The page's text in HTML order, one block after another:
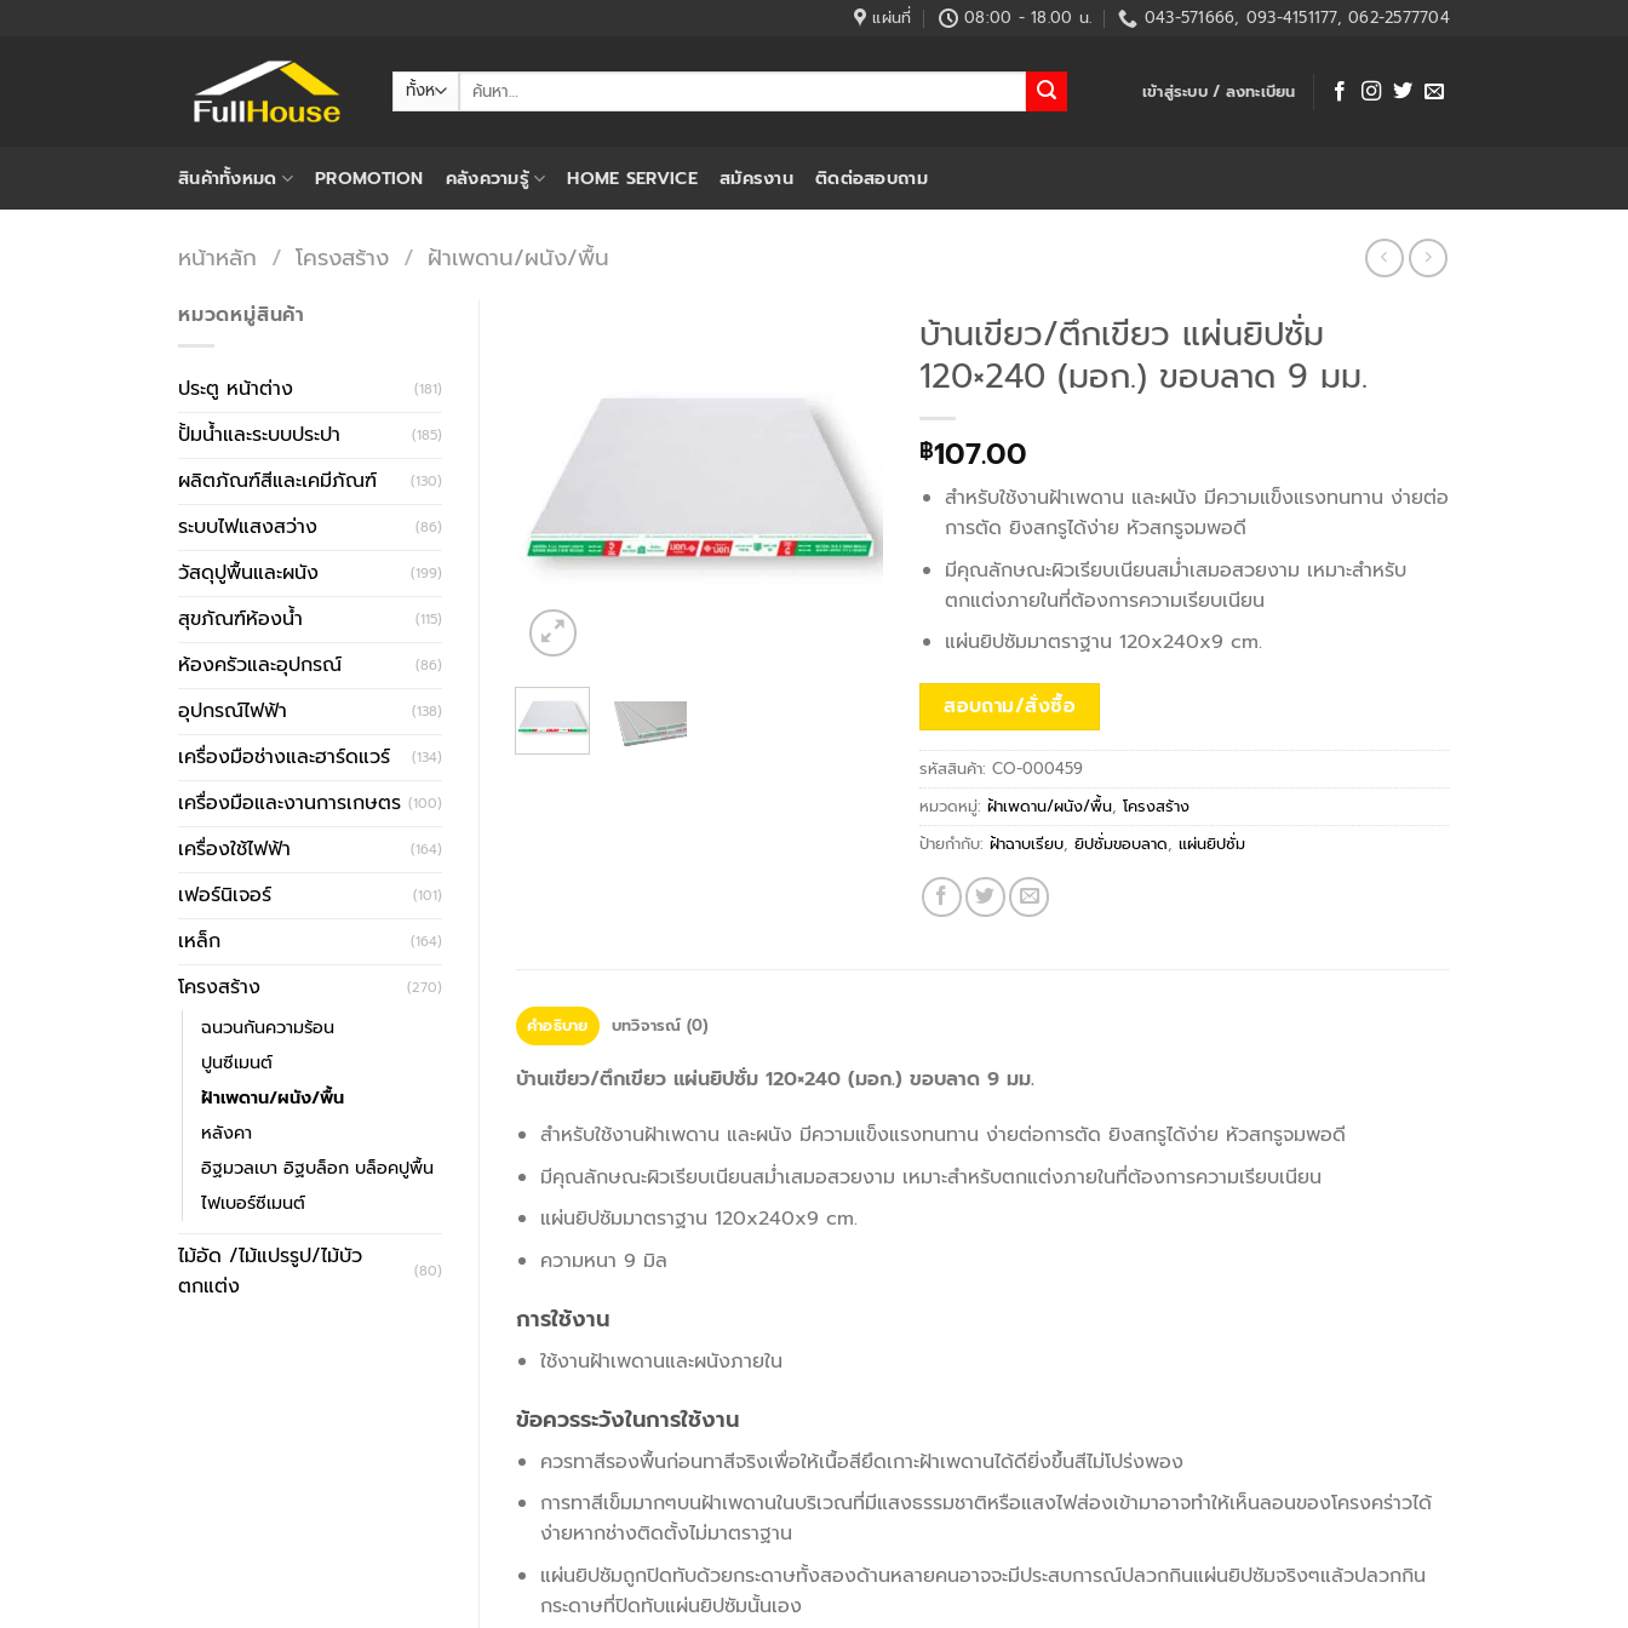
แผ่นที่ 08:00 - 18.00 น. 043-571666, 093-4151177, 062-2577704
ค้นหา: เข้าสู่ระบบ / ลงทะเบียน
สินค้าทั้งหมด PROMOTION คลังความรู้ HOME SERVICE สมัครงาน ติดต่อสอบถาม
หน้าหลัก / โครงสร้าง / ฝ้าเพดาน/ผนัง/พื้น
หมวดหมู่สินค้า
ประตู หน้าต่าง (181)
ปั้มน้ำและระบบประปา (185)
ผลิตภัณฑ์สีและเคมีภัณฑ์ (130)
ระบบไฟแสงสว่าง (86)
วัสดุปูพื้นและผนัง (199)
สุขภัณฑ์ห้องน้ำ (115)
ห้องครัวและอุปกรณ์ (86)
อุปกรณ์ไฟฟ้า (138)
เครื่องมือช่างและฮาร์ดแวร์ (134)
เครื่องมือและงานการเกษตร (100)
เครื่องใช้ไฟฟ้า (164)
เฟอร์นิเจอร์ (101)
เหล็ก (164)
โครงสร้าง (270)
ฉนวนกันความร้อน
ปูนซีเมนต์
ฝ้าเพดาน/ผนัง/พื้น
หลังคา
อิฐมวลเบา อิฐบล็อก บล็อคปูพื้น
ไฟเบอร์ซีเมนต์
ไม้อัด /ไม้แปรรูป/ไม้บัว
ตกแต่ง
(80)
บ้านเขียว/ตึกเขียว แผ่นยิปซั่ม
120×240 (มอก.) ขอบลาด 9 มม.
฿107.00
สำหรับใช้งานฝ้าเพดาน และผนัง มีความแข็งแรงทนทาน ง่ายต่อ
การตัด ยิงสกรูได้ง่าย หัวสกรูจมพอดี
มีคุณลักษณะผิวเรียบเนียนสม่ำเสมอสวยงาม เหมาะสำหรับ
ตกแต่งภายในที่ต้องการความเรียบเนียน
แผ่นยิปซัมมาตราฐาน 120x240x9 cm.
สอบถาม/สั่งซื้อ
รหัสสินค้า:CO-000459
หมวดหมู่:ฝ้าเพดาน/ผนัง/พื้น,โครงสร้าง
ป้ายกำกับ:ฝ้าฉาบเรียบ,ยิปซั่มขอบลาด,แผ่นยิปซั่ม
คำอธิบาย บทวิจารณ์ (0)
บ้านเขียว/ตึกเขียว แผ่นยิปซั่ม 120×240 (มอก.) ขอบลาด 9 มม.
สำหรับใช้งานฝ้าเพดาน และผนัง มีความแข็งแรงทนทาน ง่ายต่อการตัด ยิงสกรูได้ง่าย หัวสกรูจมพอดี
มีคุณลักษณะผิวเรียบเนียนสม่ำเสมอสวยงาม เหมาะสำหรับตกแต่งภายในที่ต้องการความเรียบเนียน
แผ่นยิปซัมมาตราฐาน 120x240x9 cm.
ความหนา 9 มิล
การใช้งาน
ใช้งานฝ้าเพดานและผนังภายใน
ข้อควรระวังในการใช้งาน
ควรทาสีรองพื้นก่อนทาสีจริงเพื่อให้เนื้อสียึดเกาะฝ้าเพดานได้ดียิ่งขึ้นสีไม่โปร่งพอง
การทาสีเข็มมากๆบนฝ้าเพดานในบริเวณที่มีแสงธรรมชาติหรือแสงไฟส่องเข้ามาอาจทำให้เห็นลอนของโครงคร่าวได้
ง่ายหากช่างติดตั้งไม่มาตราฐาน
แผ่นยิปซัมถูกปิดทับด้วยกระดาษทั้งสองด้านหลายคนอาจจะมีประสบการณ์ปลวกกินแผ่นยิปซัมจริงๆแล้วปลวกกิน
กระดาษที่ปิดทับแผ่นยิปซัมนั้นเอง